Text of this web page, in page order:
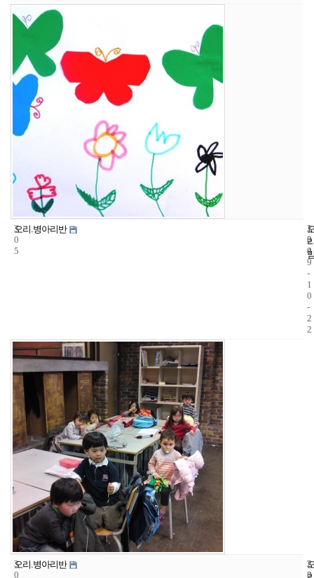
3
0
5
오리.병아리반
1
3
4
2
0
0
9
-
1
0
-
2
2
3
0
오리.병아리반
2
3
2
0